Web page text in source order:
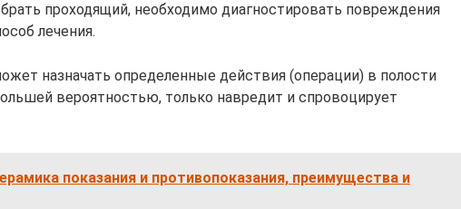
проходящий, необходимо диагностировать повреждения
лечения.
назначать определенные действия (операции) в полости
вероятностью, только навредит и спровоцирует
показания и противопоказания, преимущества и